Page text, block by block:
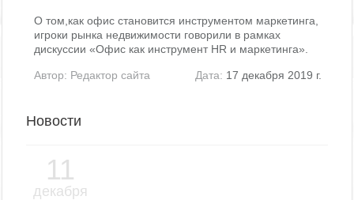
О том,как офис становится инструментом маркетинга,
игроки рынка недвижимости говорили в рамках
дискуссии «Офис как инструмент HR и маркетинга».
Автор: Редактор сайта Дата: 17 декабря 2019 г.
Новости
11
декабря